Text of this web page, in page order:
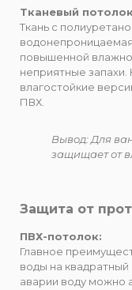
Тканевый
Ткань с
повышенной
неприятные
влагостойкие
ПВХ.
Вывод: Для
защищает от
Защита от
ПВХ-потолок:
Главное
воды на
аварии воду можно